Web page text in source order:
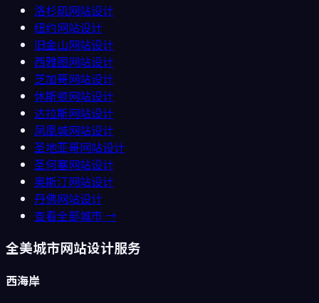
洛杉矶网站设计
纽约网站设计
旧金山网站设计
西雅图网站设计
芝加哥网站设计
休斯顿网站设计
达拉斯网站设计
凤凰城网站设计
圣地亚哥网站设计
圣何塞网站设计
奥斯汀网站设计
丹佛网站设计
查看全部城市 →
全美城市网站设计服务
西海岸